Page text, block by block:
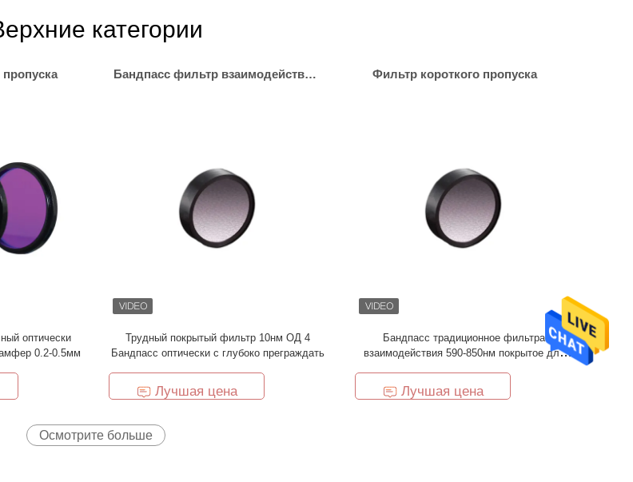
категории
Бандпасс фильтр взаимодействия Фильтр короткого пропуска
оптически
0.2-0.5мм
Трудный покрытый фильтр 10нм ОД 4
Бандпасс оптически с глубоко преграждать
Лучшая цена
Бандпасс традиционное фильтра
взаимодействия 590-850нм покрытое для
Лучшая цена
Осмотрите больше